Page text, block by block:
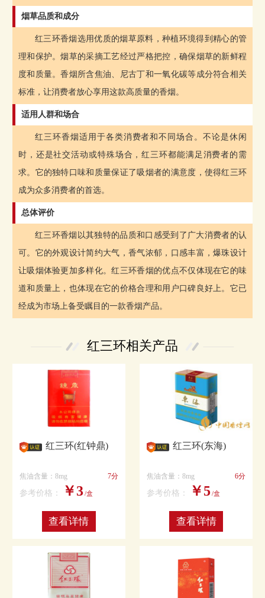
烟草品质和成分
红三环香烟选用优质的烟草原料，种植环境得到精心的管
理和保护。烟草的采摘工艺经过严格把控，确保烟草的新鲜程
度和质量。香烟所含焦油、尼古丁和一氧化碳等成分符合相关
标准，让消费者放心享用这款高质量的香烟。
适用人群和场合
红三环香烟适用于各类消费者和不同场合。不论是休闲
时，还是社交活动或特殊场合，红三环都能满足消费者的需
求。它的独特口味和质量保证了吸烟者的满意度，使得红三环
成为众多消费者的首选。
总体评价
红三环香烟以其独特的品质和口感受到了广大消费者的认
可。它的外观设计简约大气，香气浓郁，口感丰富，爆珠设计
让吸烟体验更加多样化。红三环香烟的优点不仅体现在它的味
道和质量上，也体现在它的价格合理和用户口碑良好上。它已
经成为市场上备受瞩目的一款香烟产品。
红三环相关产品
红三环(红钟鼎)
焦油含量：8mg 7分
参考价格： ￥3/盒
查看详情
红三环(东海)
焦油含量：8mg 6分
参考价格： ￥5 /盒
查看详情